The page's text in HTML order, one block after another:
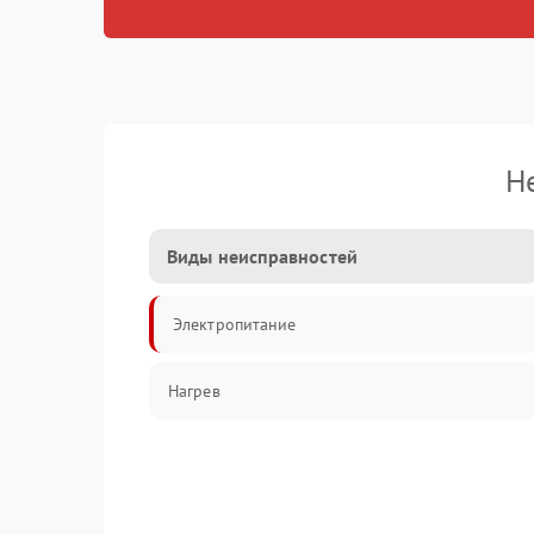
Виды неисправностей
Электропитание
Нагрев